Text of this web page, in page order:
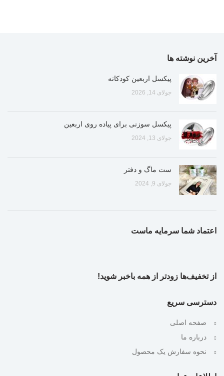
آخرین نوشته ها
پیکسل اربعین کودکانه
جولای 14, 2026
پیکسل سوزنی برای پیاده روی اربعین
جولای 13, 2024
ست ماگ و دفتر
جولای 9, 2024
اعتماد شما سرمایه ماست
از تخفیف‌ها زودتر از همه باخبر شوید!
دسترسی سریع
صفحه اصلی
درباره ما
نحوه سفارش یک محصول